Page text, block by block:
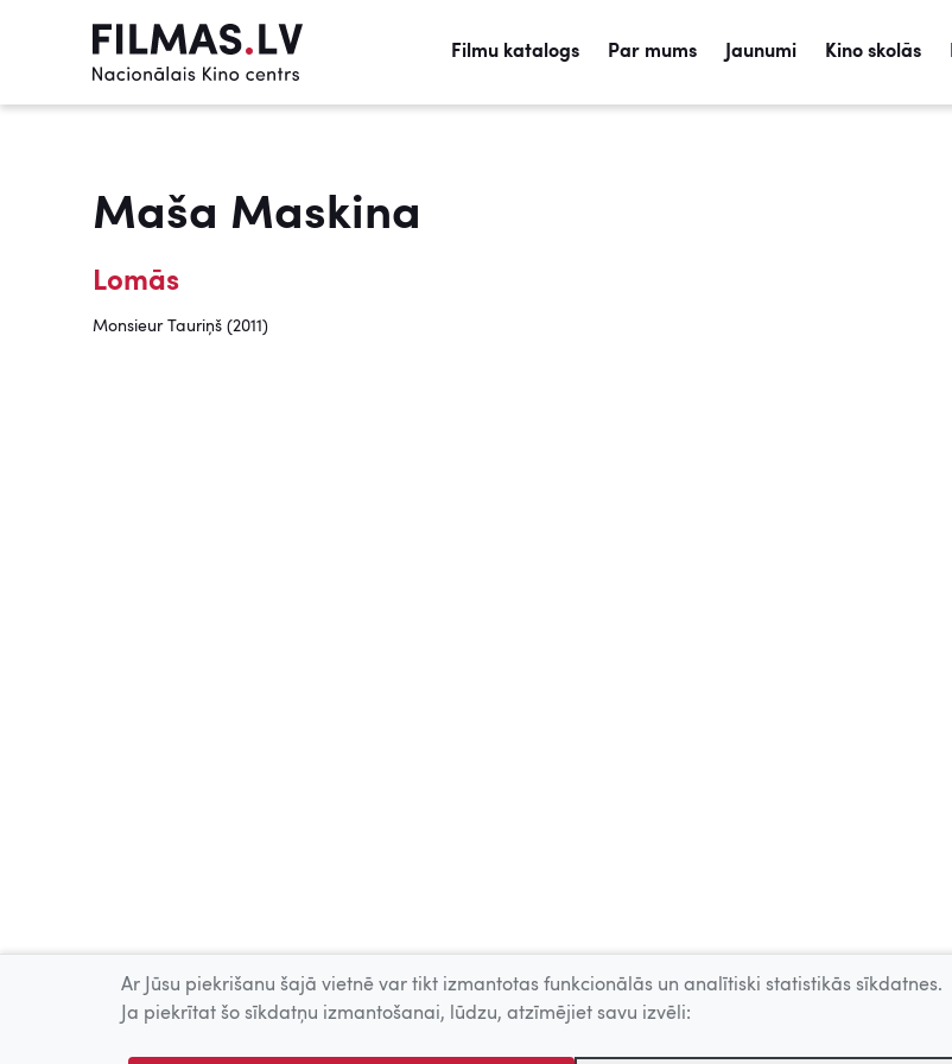
Filmu katalogs Par mums Jaunumi Kino skolās
Maša Maskina
Lomās
Monsieur Tauriņš (2011)
Ar Jūsu piekrišanu šajā vietnē var tikt izmantotas funkcionālās un analītiski statistikās sīkdatnes.
Ja piekrītat šo sīkdatņu izmantošanai, lūdzu, atzīmējiet savu izvēli: